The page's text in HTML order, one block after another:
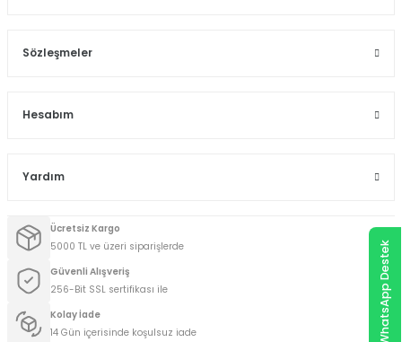
Sözleşmeler
Hesabım
Yardım
Ücretsiz Kargo
5000 TL ve üzeri siparişlerde
Güvenli Alışveriş
256-Bit SSL sertifikası ile
Kolay İade
14 Gün içerisinde koşulsuz iade
WhatsApp Destek